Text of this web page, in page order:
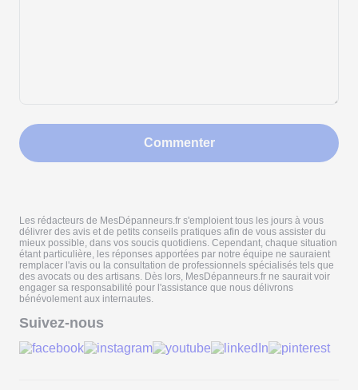
Commenter
Les rédacteurs de MesDépanneurs.fr s'emploient tous les jours à vous
délivrer des avis et de petits conseils pratiques afin de vous assister du
mieux possible, dans vos soucis quotidiens. Cependant, chaque situation
étant particulière, les réponses apportées par notre équipe ne sauraient
remplacer l'avis ou la consultation de professionnels spécialisés tels que
des avocats ou des artisans. Dès lors, MesDépanneurs.fr ne saurait voir
engager sa responsabilité pour l'assistance que nous délivrons
bénévolement aux internautes.
Suivez-nous